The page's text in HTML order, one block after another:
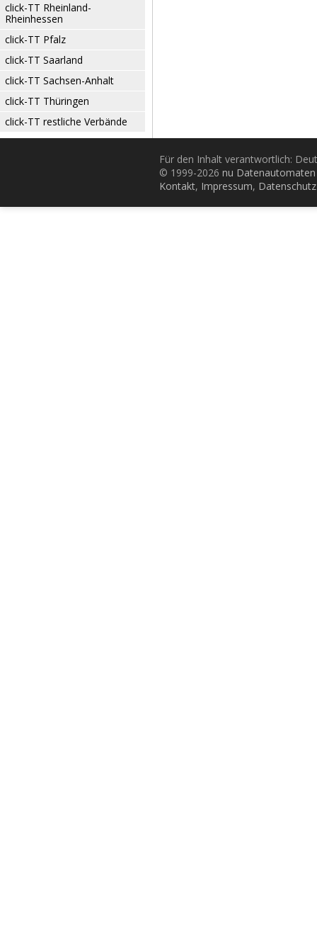
click-TT Rheinland-
Rheinhessen
click-TT Pfalz
click-TT Saarland
click-TT Sachsen-Anhalt
click-TT Thüringen
click-TT restliche Verbände
Für den Inhalt verantwortlich:
© 1999-2026 nu
Kontakt, Impressum, Datenschutz